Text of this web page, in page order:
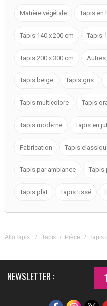
Matière végétale Tapis en
Tapis 140 x 200 cm Tapis
Tapis 200 x 300 cm
Tapis beige Tapis gris
Tapis multicolore Tapis
Tapis moderne Tapis en
Fabrication Tapis
Tapis par ambiance Tapis
Tapis plat Tapis tissé
AlloTapis / Tapis / Pièce / Tapis
NEWSLETTER :